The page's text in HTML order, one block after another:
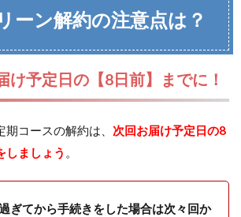
ーン解約の注意点は？
け予定日の【8日前】までに！
コースの解約は、 次回お届け予定日の8
しましょう 。
ぎてから手続きをした場合は次々回か